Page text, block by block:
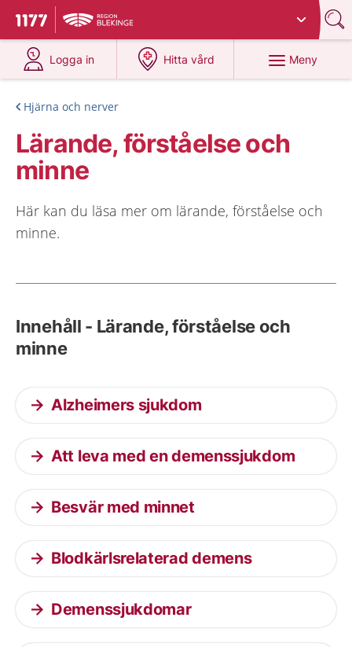
Till startsidan för 1177
Du har valt region
Logga in
på 1177.se
Hitta vård
på 1177.se
Meny
Hjärna och nerver
Lärande, förståelse och
minne
Här kan du läsa mer om lärande, förståelse och
minne.
Innehåll - Lärande, förståelse och
minne
Alzheimers sjukdom
Att leva med en demenssjukdom
Besvär med minnet
Blodkärlsrelaterad demens
Demenssjukdomar